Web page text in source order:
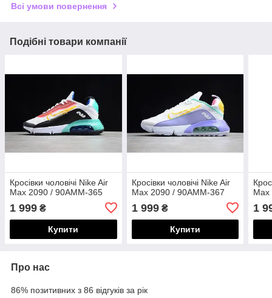
Всі умови повернення
Подібні товари компанії
Кросівки чоловічі Nike Air
Max 2090 / 90AMM-365
1 999 ₴
Купити
Кросівки чоловічі Nike Air
Max 2090 / 90AMM-367
1 999₴
Купити
Max
1
Про нас
86% позитивних з 86 відгуків за рік